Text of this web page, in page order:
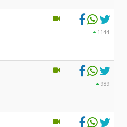
1144
989